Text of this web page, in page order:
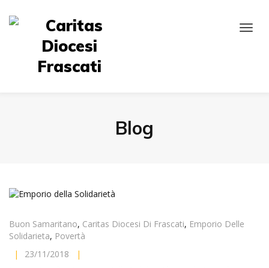
Blog
Buon Samaritano, Caritas Diocesi Di Frascati, Emporio Delle
Solidarieta, Povertà
|
23/11/2018
|